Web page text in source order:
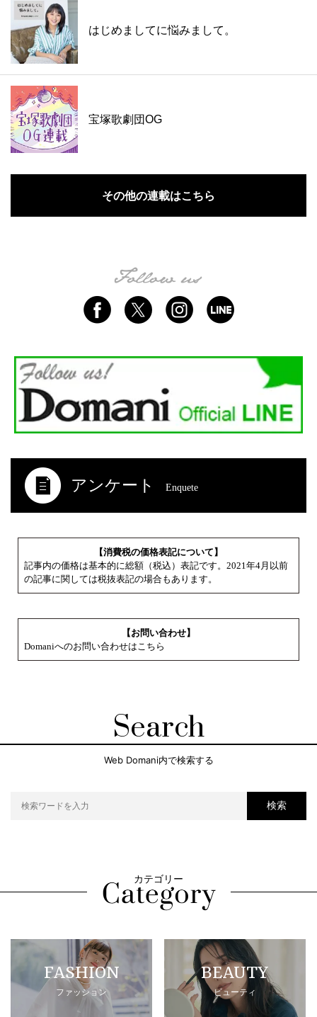
はじめましてに悩みまして。
宝塚歌劇団OG
その他の連載はこちら
アンケート Enquete
【消費税の価格表記について】
記事内の価格は基本的に総額（税込）表記です。2021年4月以前
の記事に関しては税抜表記の場合もあります。
【お問い合わせ】
Domaniへのお問い合わせはこちら
Search
Web Domani内で検索する
検索
カテゴリー
FASHION
ファッション
BEAUTY
ビューティ